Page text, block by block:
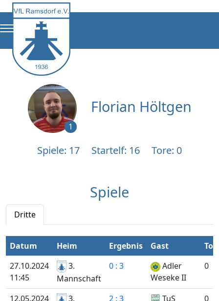
1
Florian Höltgen
Spiele: 17 Startelf: 16 Tore: 0
Spiele
Dritte
Datum Heim Ergebnis Gast
27.10.2024
11:45
3.
Mannschaft
0 : 3
Adler
Weseke II
0
12.05.2024
3.
2 : 3
TuS
0